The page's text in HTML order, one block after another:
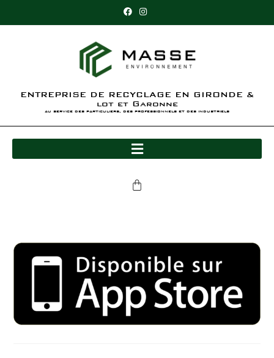
ENTREPRISE DE RECYCLAGE EN GIRONDE &
lot et Garonne
au service des particuliers, des professionnels et des industriels